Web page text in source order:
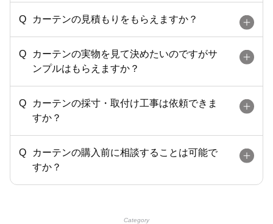
カーテンの見積もりをもらえますか？
カーテンの実物を見て決めたいのですがサ
ンプルはもらえますか？
カーテンの採寸・取付け工事は依頼できま
すか？
カーテンの購入前に相談することは可能で
すか？
Category